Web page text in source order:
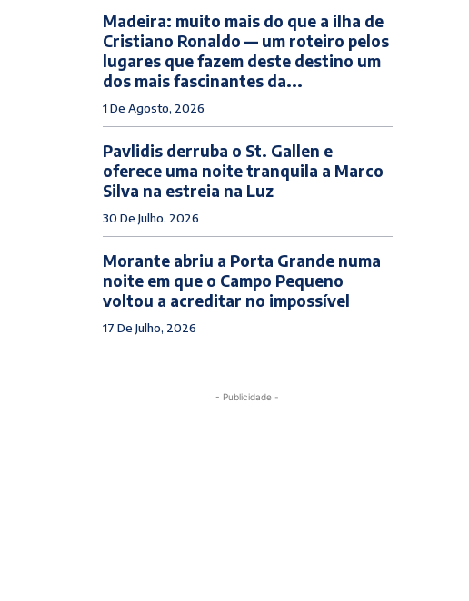
Madeira: muito mais do que a ilha de
Cristiano Ronaldo — um roteiro pelos
lugares que fazem deste destino um
dos mais fascinantes da...
1 De Agosto, 2026
Pavlidis derruba o St. Gallen e
oferece uma noite tranquila a Marco
Silva na estreia na Luz
30 De Julho, 2026
Morante abriu a Porta Grande numa
noite em que o Campo Pequeno
voltou a acreditar no impossível
17 De Julho, 2026
- Publicidade -